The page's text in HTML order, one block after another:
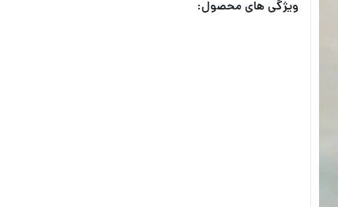
ویژگی های محصول: